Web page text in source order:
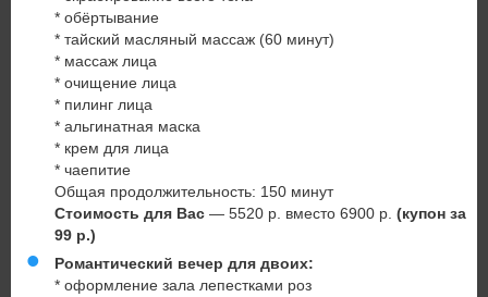
* обёртывание
* тайский масляный массаж (60 минут)
* массаж лица
* очищение лица
* пилинг лица
* альгинатная маска
* крем для лица
* чаепитие
Общая продолжительность: 150 минут
Стоимость для Вас — 5520 р. вместо 6900 р. (купон за
99 р.)
Романтический вечер для двоих:
* оформление зала лепестками роз